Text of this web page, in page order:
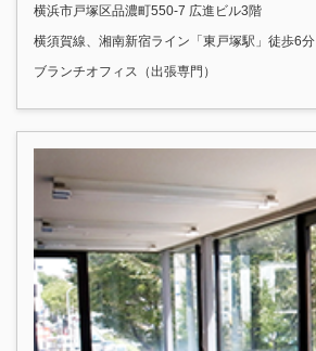
横浜市戸塚区品濃町550-7 広進ビル3階
横須賀線、湘南新宿ライン「東戸塚駅」徒歩6分
ブランチオフィス（出張専門）